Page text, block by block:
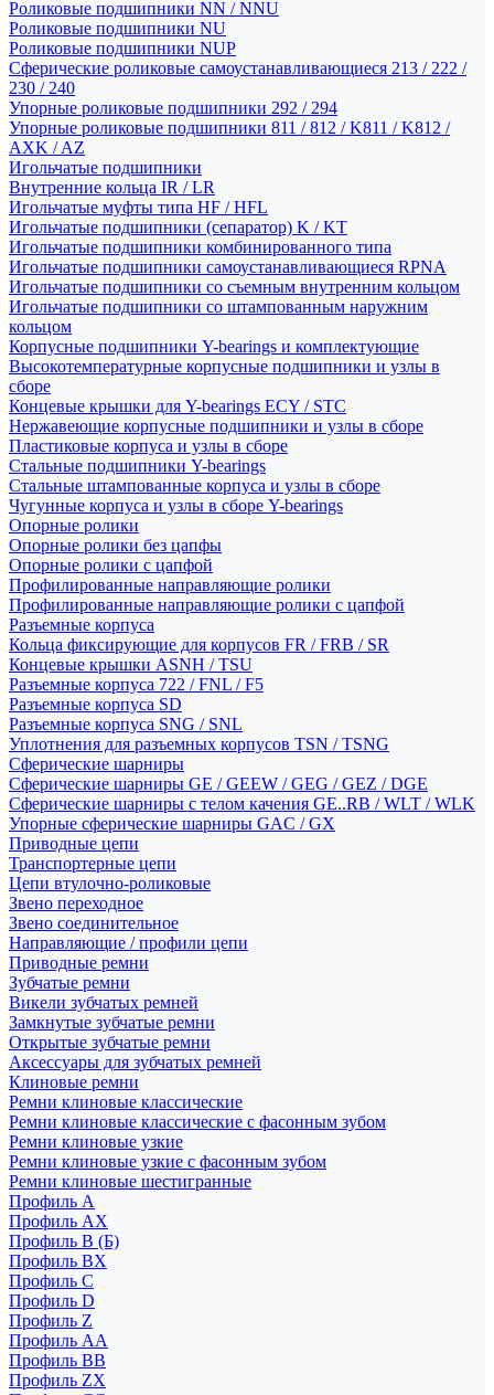
Роликовые подшипники NN / NNU
Роликовые подшипники NU
Роликовые подшипники NUP
Сферические роликовые самоустанавливающиеся 213 / 222 /
230 / 240
Упорные роликовые подшипники 292 / 294
Упорные роликовые подшипники 811 / 812 / K811 / K812 /
AXK / AZ
Игольчатые подшипники
Внутренние кольца IR / LR
Игольчатые муфты типа HF / HFL
Игольчатые подшипники (сепаратор) K / KT
Игольчатые подшипники комбинированного типа
Игольчатые подшипники самоустанавливающиеся RPNA
Игольчатые подшипники со съемным внутренним кольцом
Игольчатые подшипники со штампованным наружним
кольцом
Корпусные подшипники Y-bearings и комплектующие
Высокотемпературные корпусные подшипники и узлы в
сборе
Концевые крышки для Y-bearings ECY / STC
Нержавеющие корпусные подшипники и узлы в сборе
Пластиковые корпуса и узлы в сборе
Стальные подшипники Y-bearings
Стальные штампованные корпуса и узлы в сборе
Чугунные корпуса и узлы в сборе Y-bearings
Опорные ролики
Опорные ролики без цапфы
Опорные ролики с цапфой
Профилированные направляющие ролики
Профилированные направляющие ролики с цапфой
Разъемные корпуса
Кольца фиксирующие для корпусов FR / FRB / SR
Концевые крышки ASNH / TSU
Разъемные корпуса 722 / FNL / F5
Разъемные корпуса SD
Разъемные корпуса SNG / SNL
Уплотнения для разъемных корпусов TSN / TSNG
Сферические шарниры
Сферические шарниры GE / GEEW / GEG / GEZ / DGE
Сферические шарниры с телом качения GE..RB / WLT / WLK
Упорные сферические шарниры GAC / GX
Приводные цепи
Транспортерные цепи
Цепи втулочно-роликовые
Звено переходное
Звено соединительное
Направляющие / профили цепи
Приводные ремни
Зубчатые ремни
Викели зубчатых ремней
Замкнутые зубчатые ремни
Открытые зубчатые ремни
Аксессуары для зубчатых ремней
Клиновые ремни
Ремни клиновые классические
Ремни клиновые классические с фасонным зубом
Ремни клиновые узкие
Ремни клиновые узкие с фасонным зубом
Ремни клиновые шестигранные
Профиль A
Профиль AX
Профиль B (Б)
Профиль BX
Профиль C
Профиль D
Профиль Z
Профиль АА
Профиль BB
Профиль ZX